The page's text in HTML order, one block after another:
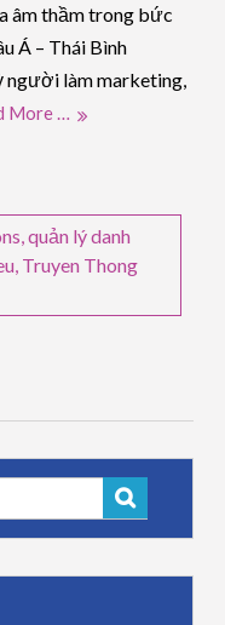
âm thầm trong bức
Á – Thái Bình
làm marketing,
More …
,quản lý danh
Truyen Thong